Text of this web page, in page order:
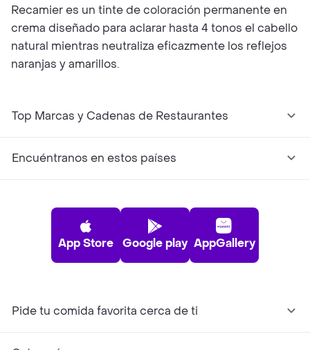
Recamier es un tinte de coloración permanente en
crema diseñado para aclarar hasta 4 tonos el cabello
natural mientras neutraliza eficazmente los reflejos
naranjas y amarillos.
Top Marcas y Cadenas de Restaurantes
Encuéntranos en estos países
App Store Google play AppGallery
Pide tu comida favorita cerca de ti